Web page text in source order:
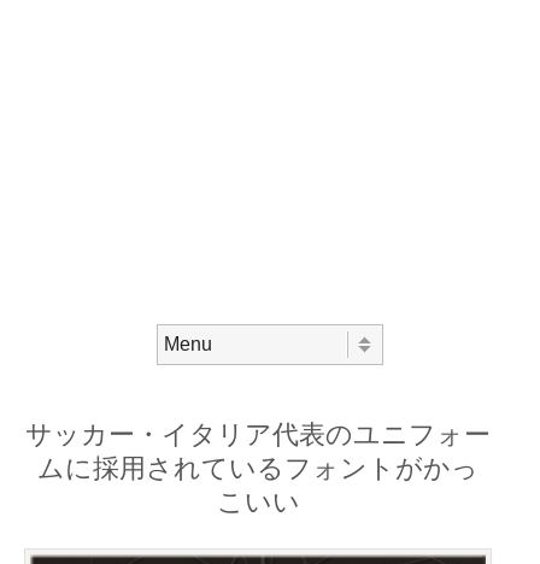
サッカー・イタリア代表のユニフォー
ムに採用されているフォントがかっ
こいい